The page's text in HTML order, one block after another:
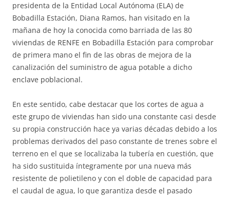
presidenta de la Entidad Local Autónoma (ELA) de
Bobadilla Estación, Diana Ramos, han visitado en la
mañana de hoy la conocida como barriada de las 80
viviendas de RENFE en Bobadilla Estación para comprobar
de primera mano el fin de las obras de mejora de la
canalización del suministro de agua potable a dicho
enclave poblacional.
En este sentido, cabe destacar que los cortes de agua a
este grupo de viviendas han sido una constante casi desde
su propia construcción hace ya varias décadas debido a los
problemas derivados del paso constante de trenes sobre el
terreno en el que se localizaba la tubería en cuestión, que
ha sido sustituida íntegramente por una nueva más
resistente de polietileno y con el doble de capacidad para
el caudal de agua, lo que garantiza desde el pasado